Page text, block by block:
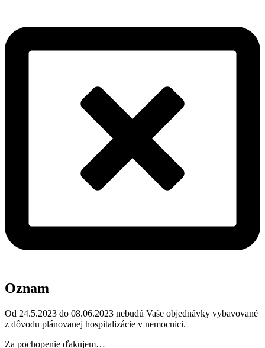
Oznam
Od 24.5.2023 do 08.06.2023 nebudú Vaše objednávky vybavované
z dôvodu plánovanej hospitalizácie v nemocnici.
Za pochopenie ďakujem…